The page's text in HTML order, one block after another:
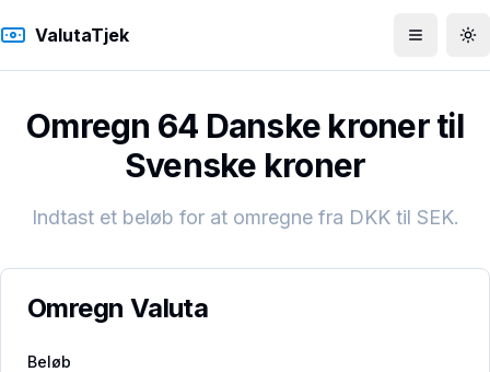
ValutaTjek Åbn menu
Omregn 64 Danske kroner til
Svenske kroner
Indtast et beløb for at omregne fra DKKtil SEK.
Omregn Valuta
Beløb